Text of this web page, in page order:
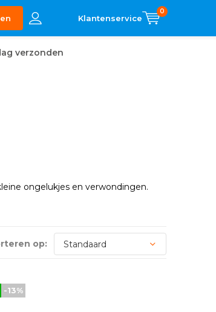
0
verzonden
ongelukjes en verwondingen.
op:
-13%